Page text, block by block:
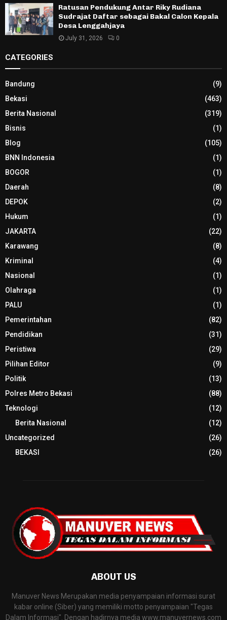
Ratusan Pendukung Antar Riky Rudiana
Sudrajat Daftar sebagai Bakal Calon Kepala
Desa Lenggahjaya
July 31, 2026 0
CATEGORIES
Bandung
(9)
Bekasi
(463)
Berita Nasional
(319)
Bisnis
(1)
Blog
(105)
BNN Indonesia
(1)
BOGOR
(1)
Daerah
(8)
DEPOK
(2)
Hukum
(1)
JAKARTA
(22)
Karawang
(8)
Kriminal
(4)
Nasional
(1)
Olahraga
(1)
PALU
(1)
Pemerintahan
(82)
Pendidikan
(31)
Peristiwa
(29)
Pilihan Editor
(9)
Politik
(13)
Polres Metro Bekasi
(88)
Teknologi
(12)
Berita Nasional
(12)
Uncategorized
(26)
BEKASI
(26)
ABOUT US
Manuver News Merupakan media penyampaian informasi surat
kabar online (Siber) yang memiliki motto penyampaian "Tegas
Dalam Informasi". Dengan hadirnya media www.manuvernews.com